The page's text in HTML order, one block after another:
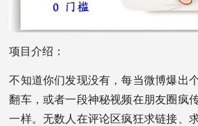
项目介绍：
不知道你们发现没有，每当微博爆出
翻车，或者一段神秘视频在朋友圈疯
一样。无数人在评论区疯狂求链接、